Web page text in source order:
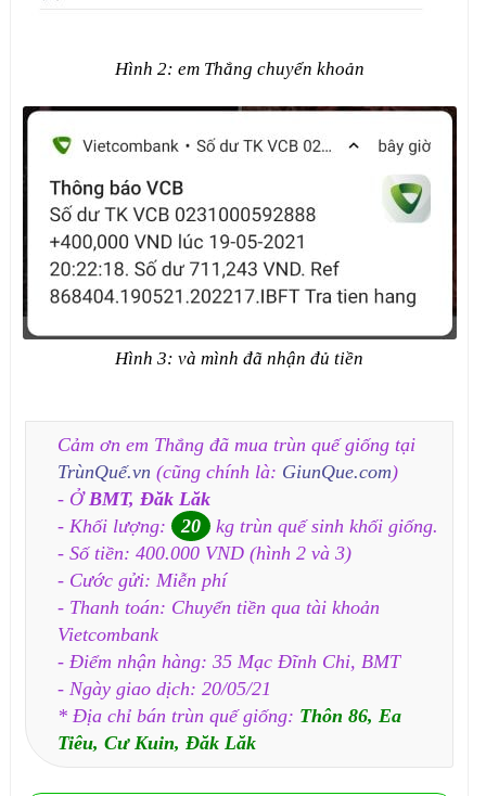
Hình 2: em Thắng chuyển khoản
Hình 3: và mình đã nhận đủ tiền
Cảm ơn em Thắng đã mua trùn quế giống tại
TrùnQuế.vn (cũng chính là: GiunQue.com)
- Ở BMT, Đăk Lăk
- Khối lượng: 20
kg trùn quế sinh khối giống.
- Số tiền: 400.000 VND (hình 2 và 3)
- Cước gửi: Miễn phí
- Thanh toán: Chuyển tiền qua tài khoản
Vietcombank
- Điểm nhận hàng: 35 Mạc Đĩnh Chi, BMT
- Ngày giao dịch: 20/05/21
* Địa chỉ bán trùn quế giống: Thôn 86, Ea
Tiêu, Cư Kuin, Đăk Lăk